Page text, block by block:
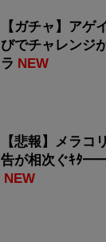
【ガチャ】アゲ
びでチャレンジ
ラ NEW
【悲報】メラコ
告が相次ぐｷ
NEW